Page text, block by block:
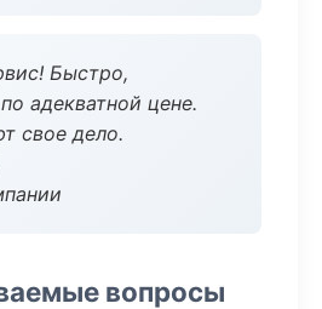
Быстро,
адекватной цене.
свое дело.
вопросы